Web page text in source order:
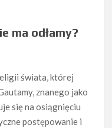
ma odłamy?
świata, której
znanego jako
się na osiągnięciu
postępowanie i